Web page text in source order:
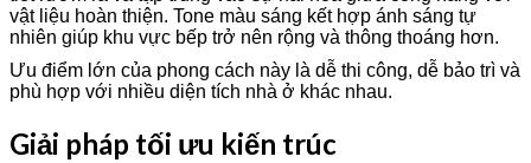
vật liệu hoàn thiện. Tone màu sáng kết hợp ánh sáng tự
nhiên giúp khu vực bếp trở nên rộng và thông thoáng hơn.
Ưu điểm lớn của phong cách này là dễ thi công, dễ bảo trì và
phù hợp với nhiều diện tích nhà ở khác nhau.
Giải pháp tối ưu kiến trúc